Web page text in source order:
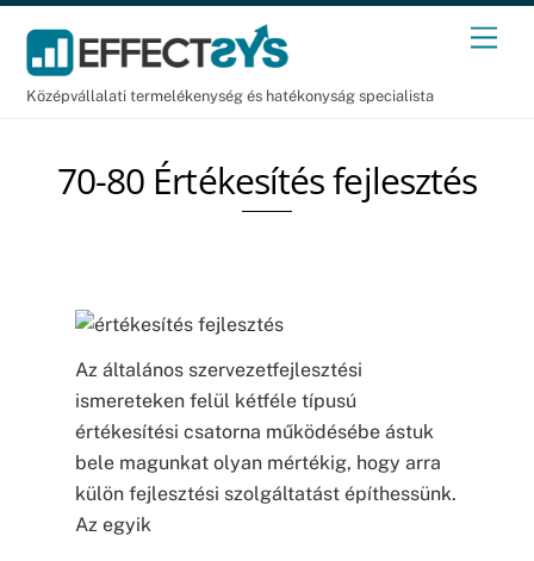
Skip
content
Középvállalati termelékenység és hatékonyság specialista
70-80 Értékesítés fejlesztés
Az általános szervezetfejlesztési
ismereteken felül kétféle típusú
értékesítési csatorna működésébe ástuk
bele magunkat olyan mértékig, hogy arra
külön fejlesztési szolgáltatást építhessünk.
Az egyik